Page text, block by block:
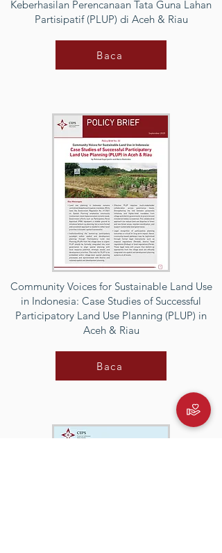
Keberhasilan Perencanaan Tata Guna Lahan
Partisipatif (PLUP) di Aceh & Riau
Baca
Community Voices for Sustainable Land Use
in Indonesia: Case Studies of Successful
Participatory Land Use Planning (PLUP) in
Aceh & Riau
Baca